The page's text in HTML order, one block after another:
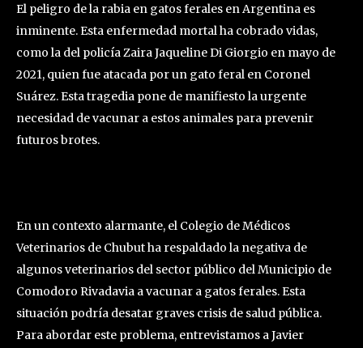
El peligro de la rabia en gatos ferales en Argentina es
inminente. Esta enfermedad mortal ha cobrado vidas,
como la del policía Zaira Jaqueline Di Giorgio en mayo de
2021, quien fue atacada por un gato feral en Coronel
Suárez. Esta tragedia pone de manifiesto la urgente
necesidad de vacunar a estos animales para prevenir
futuros brotes.
En un contexto alarmante, el Colegio de Médicos
Veterinarios de Chubut ha respaldado la negativa de
algunos veterinarios del sector público del Municipio de
Comodoro Rivadavia a vacunar a gatos ferales. Esta
situación podría desatar graves crisis de salud pública.
Para abordar este problema, entrevistamos a Javier